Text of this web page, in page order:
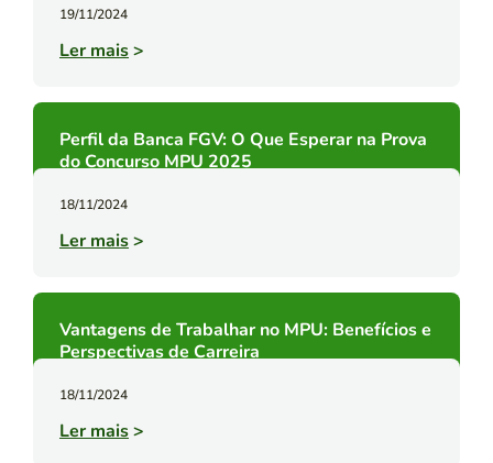
19/11/2024
Ler mais>
Perfil da Banca FGV: O Que Esperar na Prova
do Concurso MPU 2025
18/11/2024
Ler mais>
Vantagens de Trabalhar no MPU: Benefícios e
Perspectivas de Carreira
18/11/2024
Ler mais>